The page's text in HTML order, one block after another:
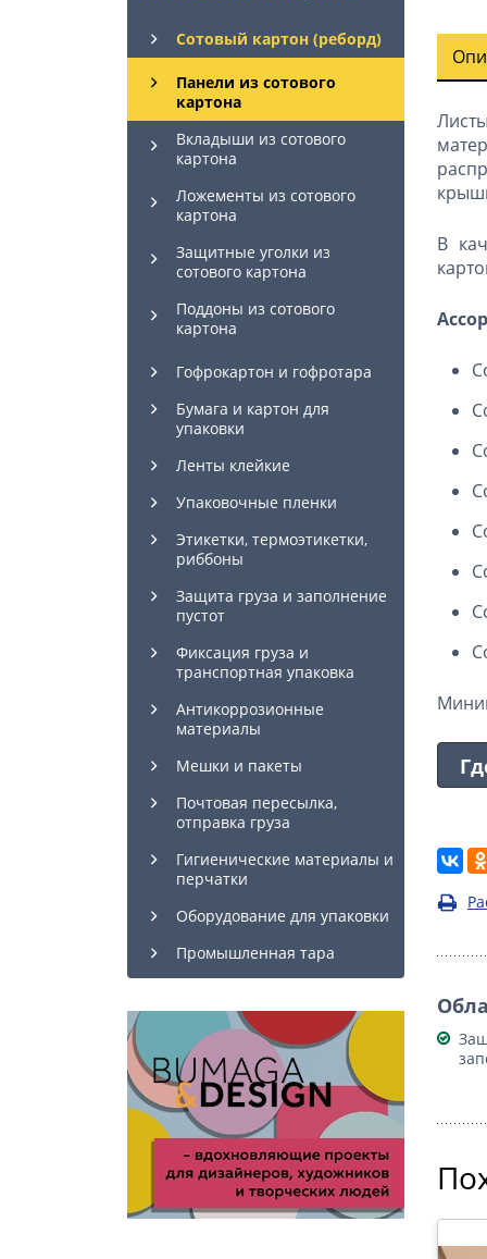
Сотовый картон (реборд)
Панели из сотового
картона
Вкладыши из сотового
картона
Ложементы из сотового
картона
Защитные уголки из
сотового картона
Поддоны из сотового
картона
Гофрокартон и гофротара
Бумага и картон для
упаковки
Ленты клейкие
Упаковочные пленки
Этикетки, термоэтикетки,
риббоны
Защита груза и заполнение
пустот
Фиксация груза и
транспортная упаковка
Антикоррозионные
материалы
Мешки и пакеты
Почтовая пересылка,
отправка груза
Гигиенические материалы и
перчатки
Оборудование для упаковки
Промышленная тара
В